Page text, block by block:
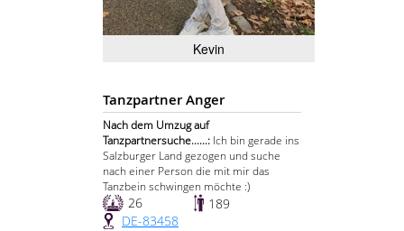
Kevin
Tanzpartner Anger
Nach dem Umzug auf
Tanzpartnersuche......: Ich bin gerade ins
Salzburger Land gezogen und suche
nach einer Person die mit mir das
Tanzbein schwingen möchte :)
26
189
DE-83458